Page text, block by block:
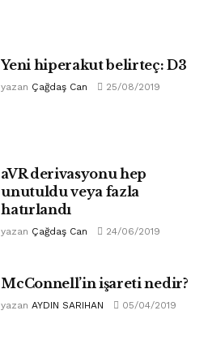
Yeni hiperakut belirteç: D3
yazan Çağdaş Can 25/08/2019
aVR derivasyonu hep
unutuldu veya fazla
hatırlandı
yazan Çağdaş Can 24/06/2019
McConnell’in işareti nedir?
yazan AYDIN SARIHAN 05/04/2019